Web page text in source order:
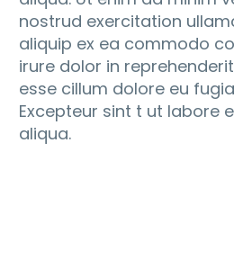
nostrud exercitation
aliquip ex ea commodo
irure dolor in
esse cillum dolore eu
Excepteur sint t ut labore
aliqua.